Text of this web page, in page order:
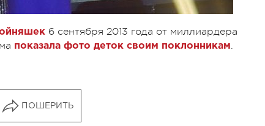
6 сентября 2013 года от миллиардера
показала фото деток своим поклонникам.
ПОШЕРИТЬ